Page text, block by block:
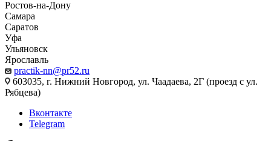
Ростов-на-Дону
Самара
Саратов
Уфа
Ульяновск
Ярославль
practik-nn@pr52.ru
603035, г. Нижний Новгород, ул. Чаадаева, 2Г (проезд с ул.
Рябцева)
Вконтакте
Telegram